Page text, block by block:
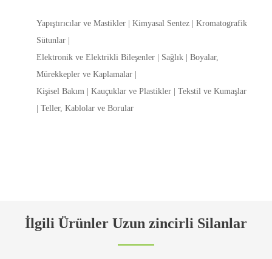
Yapıştırıcılar ve Mastikler | Kimyasal Sentez | Kromatografik
Sütunlar |
Elektronik ve Elektrikli Bileşenler | Sağlık | Boyalar,
Mürekkepler ve Kaplamalar |
Kişisel Bakım | Kauçuklar ve Plastikler | Tekstil ve Kumaşlar
| Teller, Kablolar ve Borular
İlgili Ürünler Uzun zincirli Silanlar